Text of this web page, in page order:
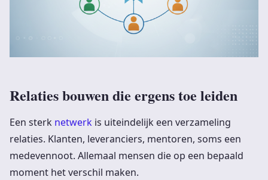
Relaties bouwen die ergens toe leiden
Een sterk netwerk is uiteindelijk een verzameling
relaties. Klanten, leveranciers, mentoren, soms een
medevennoot. Allemaal mensen die op een bepaald
moment het verschil maken.